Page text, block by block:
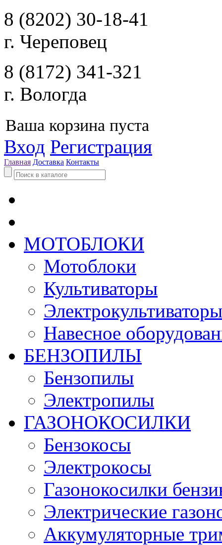
8 (8202) 30-18-41
г. Череповец
8 (8172) 341-321
г. Вологда
Ваша корзина пуста
Вход Регистрация
Главная Доставка Контакты
МОТОБЛОКИ
Мотоблоки
Культиваторы
Электрокультиваторы
Навесное
БЕНЗОПИЛЫ
Бензопилы
Электропилы
ГАЗОНОКОСИЛКИ
Бензокосы
Электрокосы
Газонокосилки
Электрические
Аккумуляторные